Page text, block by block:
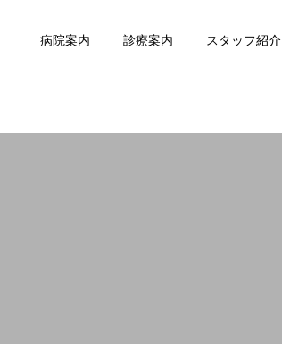
病院案内 診療案内 スタッフ紹介